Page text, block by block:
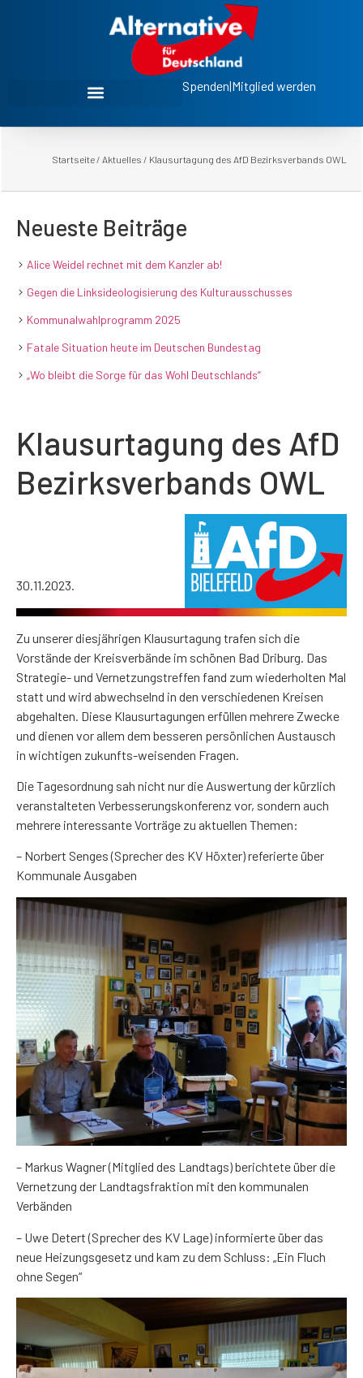
Spenden|Mitglied werden
Startseite / Aktuelles / Klausurtagung des AfD Bezirksverbands OWL
Neueste Beiträge
Alice Weidel rechnet mit dem Kanzler ab!
Gegen die Linksideologisierung des Kulturausschusses
Kommunalwahlprogramm 2025
Fatale Situation heute im Deutschen Bundestag
„Wo bleibt die Sorge für das Wohl Deutschlands“
Klausurtagung des AfD
Bezirksverbands OWL
30.11.2023.
Zu unserer diesjährigen Klausurtagung trafen sich die
Vorstände der Kreisverbände im schönen Bad Driburg. Das
Strategie- und Vernetzungstreffen fand zum wiederholten Mal
statt und wird abwechselnd in den verschiedenen Kreisen
abgehalten. Diese Klausurtagungen erfüllen mehrere Zwecke
und dienen vor allem dem besseren persönlichen Austausch
in wichtigen zukunfts-weisenden Fragen.
Die Tagesordnung sah nicht nur die Auswertung der kürzlich
veranstalteten Verbesserungskonferenz vor, sondern auch
mehrere interessante Vorträge zu aktuellen Themen:
– Norbert Senges (Sprecher des KV Höxter) referierte über
Kommunale Ausgaben
– Markus Wagner (Mitglied des Landtags) berichtete über die
Vernetzung der Landtagsfraktion mit den kommunalen
Verbänden
– Uwe Detert (Sprecher des KV Lage) informierte über das
neue Heizungsgesetz und kam zu dem Schluss: „Ein Fluch
ohne Segen“